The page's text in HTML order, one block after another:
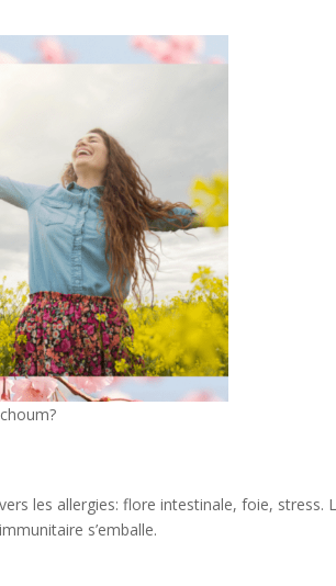
les allergies: flore intestinale, foie, stress.
s’emballe.